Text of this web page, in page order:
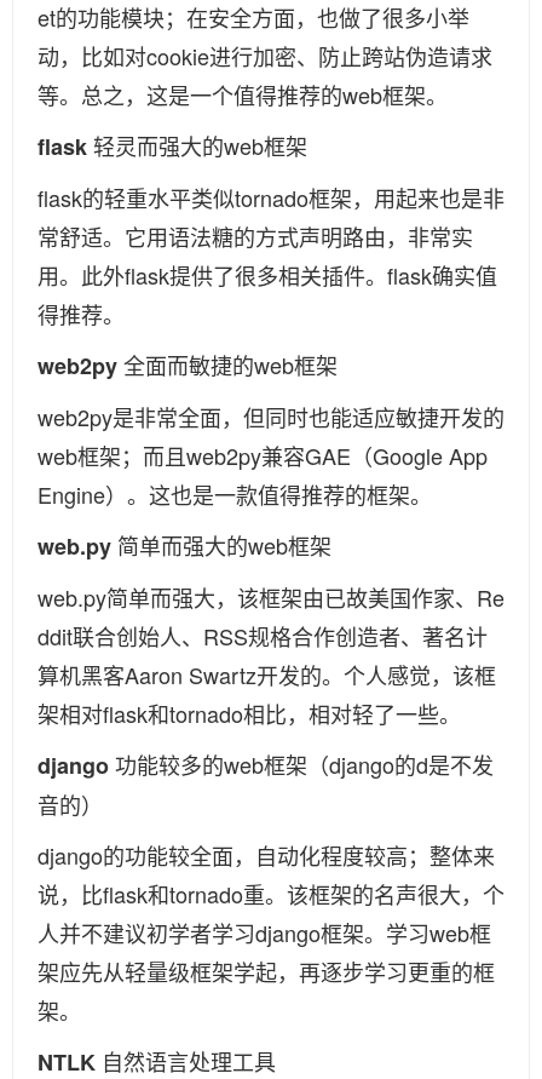
et的功能模块；在安全方面，也做了很多小举
动，比如对cookie进行加密、防止跨站伪造请求
等。总之，这是一个值得推荐的web框架。
flask轻灵而强大的web框架
flask的轻重水平类似tornado框架，用起来也是非
常舒适。它用语法糖的方式声明路由，非常实
用。此外flask提供了很多相关插件。flask确实值
得推荐。
web2py全面而敏捷的web框架
web2py是非常全面，但同时也能适应敏捷开发的
web框架；而且web2py兼容GAE（Google App
Engine）。这也是一款值得推荐的框架。
web.py 简单而强大的web框架
web.py简单而强大，该框架由已故美国作家、Re
ddit联合创始人、RSS规格合作创造者、著名计
算机黑客Aaron Swartz开发的。个人感觉，该框
架相对flask和tornado相比，相对轻了一些。
django功能较多的web框架（django的d是不发
音的）
django的功能较全面，自动化程度较高；整体来
说，比flask和tornado重。该框架的名声很大，个
人并不建议初学者学习django框架。学习web框
架应先从轻量级框架学起，再逐步学习更重的框
架。
NTLK 自然语言处理工具